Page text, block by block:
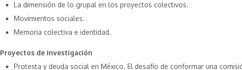
La dimensión de lo grupal en los proyectos colectivos.
Movimientos sociales.
Memoria colectiva e identidad.
Proyectos de investigación
Protesta y deuda social en México. El desafío de conformar una